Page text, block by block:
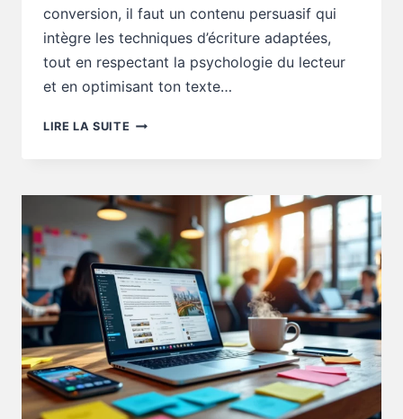
conversion, il faut un contenu persuasif qui
intègre les techniques d’écriture adaptées,
tout en respectant la psychologie du lecteur
et en optimisant ton texte…
LIRE LA SUITE RÉDACTION
APPEL
À
L’ACTION
FAIT-
IL
FUIR
?